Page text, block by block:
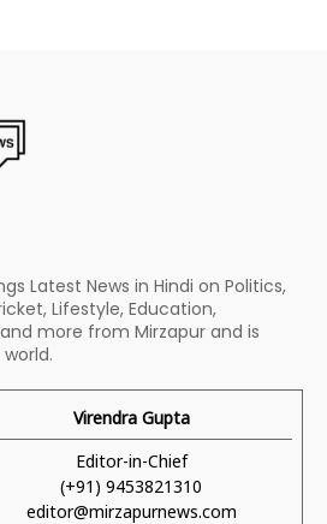
Latest News in Hindi on Politics,
Lifestyle, Education,
more from Mirzapur and is
Virendra Gupta
Editor-in-Chief
(+91) 9453821310
editor@mirzapurnews.com